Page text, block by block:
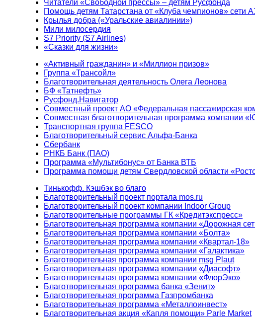
Читатели «Свободной прессы» – детям Русфонда
Помощь детям Татарстана от «Клуба чемпионов» сети
Крылья добра («Уральские авиалинии»)
Мили милосердия
S7 Priority (S7 Airlines)
«Сказки для жизни»
«Активный гражданин» и «Миллион призов»
Группа «Трансойл»
Благотворительная деятельность Олега Леонова
БФ «Татнефть»
Русфонд.Навигатор
Совместный проект АО «Федеральная пассажирская
Совместная благотворительная программа компании
Транспортная группа FESCO
Благотворительный сервис Альфа-Банка
Сбербанк
РНКБ Банк (ПАО)
Программа «Мультибонус» от Банка ВТБ
Программа помощи детям Свердловской области
Тинькофф. Кэшбэк во благо
Благотворительный проект портала mos.ru
Благотворительный проект компании Indoor Group
Благотворительные программы ГК «Кредитэкспресс»
Благотворительная программа компании «Дорожная
Благотворительная программа компании «Болта»
Благотворительная программа компании «Квартал-18»
Благотворительная программа компании «Галактика»
Благотворительная программа компании msg Plaut
Благотворительная программа компании «Диасофт»
Благотворительная программа компании «ФлорЭко»
Благотворительная программа банка «Зенит»
Благотворительная программа Газпромбанка
Благотворительная программа «Металлоинвест»
Благотворительная акция «Капля помощи» Parle Market